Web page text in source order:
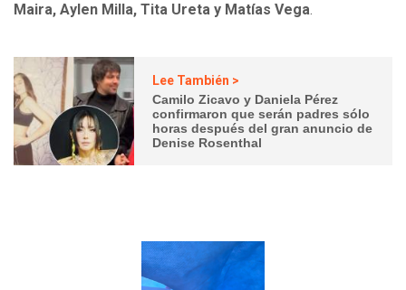
Maira, Aylen Milla, Tita Ureta y Matías Vega.
Lee También >
Camilo Zicavo y Daniela Pérez
confirmaron que serán padres sólo
horas después del gran anuncio de
Denise Rosenthal